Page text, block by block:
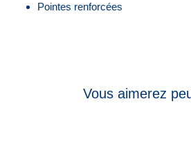
Pointes renforcées
Vous aimerez